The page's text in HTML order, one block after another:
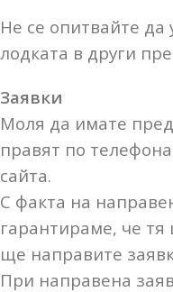
Не се опитвайте
лодката в други
Заявки
Моля да имате
правят по
сайта.
С факта на
гарантираме, че
ще направите
При направена